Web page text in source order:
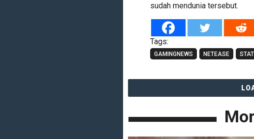
sudah mendunia tersebut.
Tags:
GAMINGNEWS NETEASE